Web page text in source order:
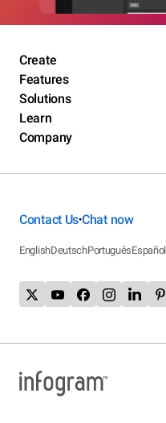
Create
Features
Solutions
Learn
Company
Contact Us•Chat now
EnglishDeutschPortuguêsEspañol